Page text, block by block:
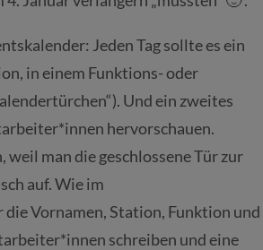
Jeden Tag sollte es ein
in einem Funktions- oder
Und ein zweites
hervorschauen.
man die geschlossene Tür zur
auf. Wie im
Vornamen, Station, Funktion und
schreiben und eine